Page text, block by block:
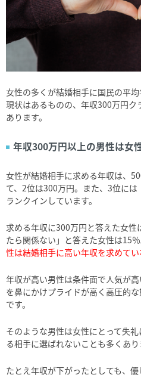
女性の多くが結婚相手に国民の平
現状はあるものの、年収300万円
あります。
年収300万円以上の男性は女
女性が結婚相手に求める年収は、
て、2位は300万円。また、3位には
ランクインしています。
求める年収に300万円と答えた女性
たら関係ない」と答えた女性は15％
性は結婚相手に高い年収を求めてい
年収が高い男性は条件面で人気が
を鼻にかけプライドが高く高圧的
です。
そのような男性は女性にとって失
る相手に選ばれないことも多くあり
たとえ年収が下がったとしても、